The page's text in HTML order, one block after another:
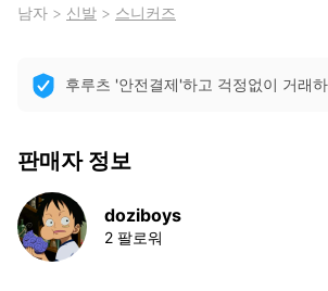
남자 > 신발 > 스니커즈
후루츠 '안전결제'하고 걱정없이 거래
판매자 정보
doziboys
2 팔로워